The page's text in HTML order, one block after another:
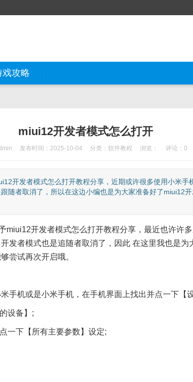
戏攻略
miui12开发者模式怎么打开
发布时间：2025-10-04 分类： 软件教程 浏览： 评论：0
开发者模式怎么打开教程分享，近期或许很多使用小米手
随者取消了，所以在这边小编也是为大家准备好了miui12开
开发者模式怎么打开教程分享，最近也许许
发者模式也是追随者取消了，因此 在这里我也是为
尝试再次开启哦。
机或是小米手机，在手机界面上找出并点一下【
设备】;
下【所有主要参数】设定;